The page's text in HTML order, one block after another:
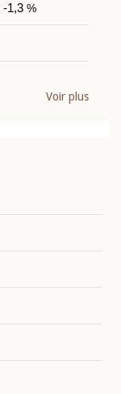
-1,3%
Voir plus